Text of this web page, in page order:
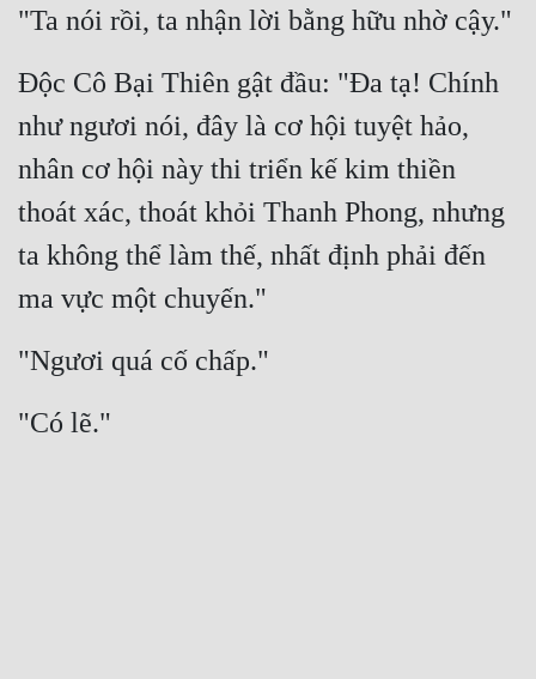
"Ta nói rồi, ta nhận lời bằng hữu nhờ cậy."
Độc Cô Bại Thiên gật đầu: "Đa tạ! Chính
như ngươi nói, đây là cơ hội tuyệt hảo,
nhân cơ hội này thi triển kế kim thiền
thoát xác, thoát khỏi Thanh Phong, nhưng
ta không thể làm thế, nhất định phải đến
ma vực một chuyến."
"Ngươi quá cố chấp."
"Có lẽ."